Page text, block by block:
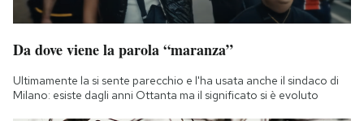
Da dove viene la parola “maranza”
Ultimamente la si sente parecchio e l'ha usata anche il sindaco di
Milano: esiste dagli anni Ottanta ma il significato si è evoluto